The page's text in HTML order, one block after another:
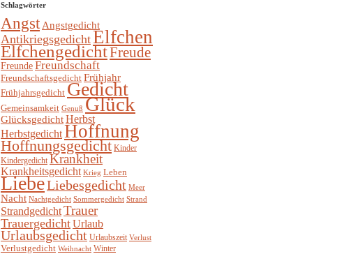
Schlagwörter
Angst Angstgedicht
AntikriegsgedichtElfchen
ElfchengedichtFreude
FreundeFreundschaft
Freundschaftsgedicht Frühjahr
Frühjahrsgedicht Gedicht
Gemeinsamkeit Genuß Glück
GlücksgedichtHerbst
HerbstgedichtHoffnung
Hoffnungsgedicht Kinder
Kindergedicht Krankheit
Krankheitsgedicht Krieg Leben
LiebeLiebesgedicht Meer
Nacht Nachtgedicht Sommergedicht Strand
StrandgedichtTrauer
TrauergedichtUrlaub
Urlaubsgedicht Urlaubszeit Verlust
Verlustgedicht Weihnacht Winter